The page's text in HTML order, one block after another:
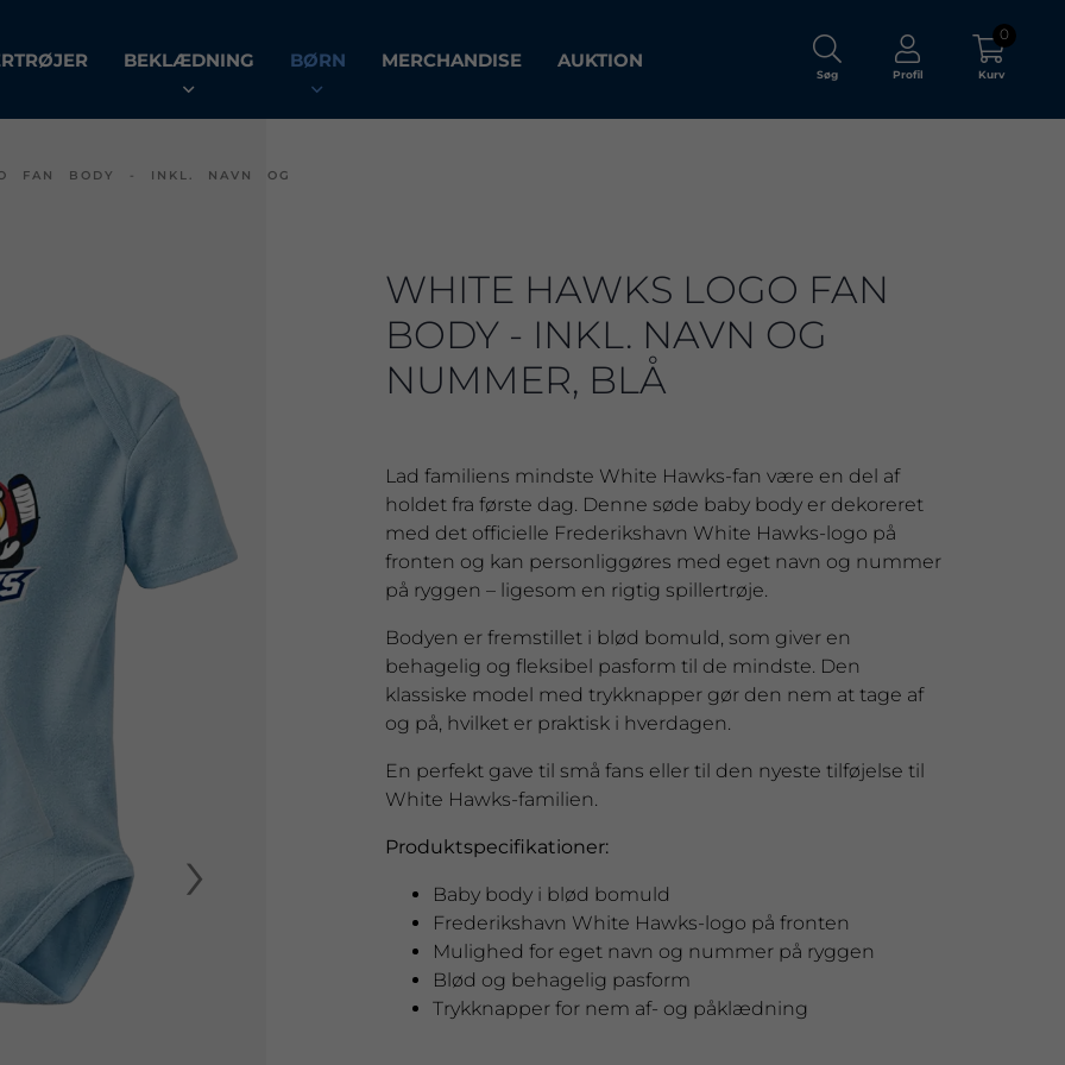
BEKLÆDNING BØRN MERCHANDISE AUKTION
Søg Profil Kurv
0
FAN BODY - INKL. NAVN OG
›
WHITE HAWKS LOGO FAN
BODY - INKL. NAVN OG
NUMMER, BLÅ
Lad familiens mindste White Hawks-fan være en del af
holdet fra første dag. Denne søde baby body er dekoreret
med det officielle Frederikshavn White Hawks-logo på
fronten og kan personliggøres med eget navn og nummer
på ryggen – ligesom en rigtig spillertrøje.
Bodyen er fremstillet i blød bomuld, som giver en
behagelig og fleksibel pasform til de mindste. Den
klassiske model med trykknapper gør den nem at tage af
og på, hvilket er praktisk i hverdagen.
En perfekt gave til små fans eller til den nyeste tilføjelse til
White Hawks-familien.
Produktspecifikationer:
Baby body i blød bomuld
Frederikshavn White Hawks-logo på fronten
Mulighed for eget navn og nummer på ryggen
Blød og behagelig pasform
Trykknapper for nem af- og påklædning